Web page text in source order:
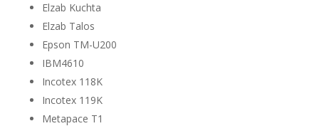
Elzab Kuchta
Elzab Talos
Epson TM-U200
IBM4610
Incotex 118K
Incotex 119K
Metapace T1